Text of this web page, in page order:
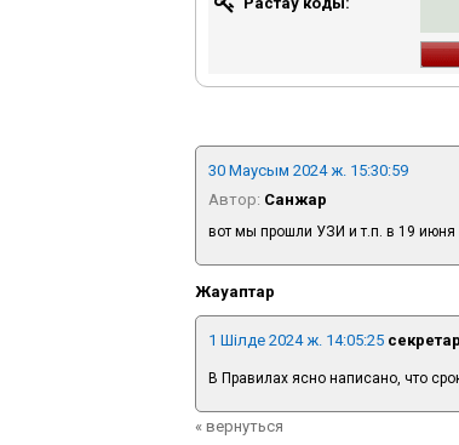
30 Маусым 2024 ж. 15:30:59
Автор: Санжар
вот мы прошли УЗИ и т.п. в 19 июня
Жауаптар
1 Шілде 2024 ж. 14:05:25
В Правилах ясно написано, что
« вернуться